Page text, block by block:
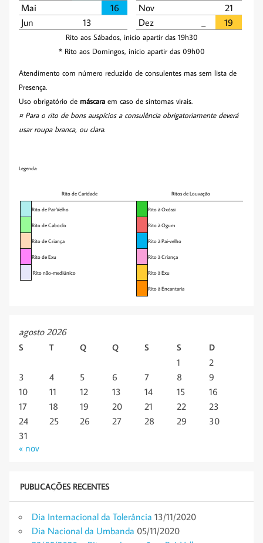
Mai
16 Nov
21
Jun
13 Dez 19
Rito aos Sábados, inicio apartir das 19h30
* Rito aos Domingos, inicio apartir das 09h00
Atendimento com número reduzido de consulentes mas sem lista de
Presença.
Uso obrigatório de máscara em caso de sintomas virais.
¤ Para o rito de bons auspícios a consulência obrigatoriamente deverá
usar roupa branca, ou clara.
Legenda:
Rito de Caridade Ritos de Louvação
Rito de Pai-Velho Rito à Oxóssi
Rito de Caboclo Rito à Ogum
Rito de Criança Rito à Pai-velho
Rito de Exu Rito à Criança
Rito não-mediúnico Rito à Exu
Rito à Encantaria
agosto 2026
S T Q Q S S D
1
2
3
4 5 6 7 8
9
10
11 12 13 14 15
16
17
18 19 20 21 22
23
24
25 26 27 28 29
30
31
« nov
PUBLICAÇÕES RECENTES
Dia Internacional da Tolerância 13/11/2020
Dia Nacional da Umbanda 05/11/2020